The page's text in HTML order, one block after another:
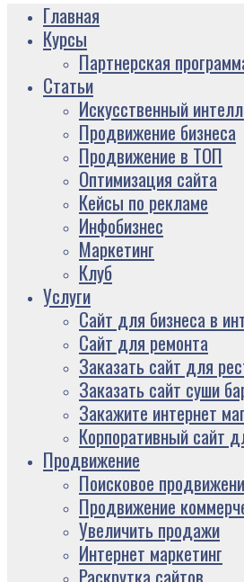
Главная
Курсы
Партнерская
Статьи
Искусственный
Продвижение бизнеса
Продвижение в ТОП
Оптимизация сайта
Кейсы по рекламе
Инфобизнес
Маркетинг
Клуб
Услуги
Сайт для бизнеса в
Сайт для ремонта
Заказать сайт для
Заказать сайт суши
Закажите интернет
Корпоративный сайт
Продвижение
Поисковое
Продвижение
Увеличить продажи
Интернет маркетинг
Раскрутка сайтов